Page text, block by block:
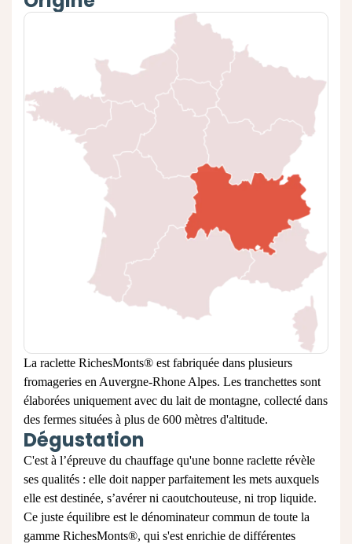
La raclette RichesMonts® est fabriquée dans plusieurs
fromageries en Auvergne-Rhone Alpes. Les tranchettes sont
élaborées uniquement avec du lait de montagne, collecté dans
des fermes situées à plus de 600 mètres d'altitude.
Dégustation
C'est à l’épreuve du chauffage qu'une bonne raclette révèle
ses qualités : elle doit napper parfaitement les mets auxquels
elle est destinée, s’avérer ni caoutchouteuse, ni trop liquide.
Ce juste équilibre est le dénominateur commun de toute la
gamme RichesMonts®, qui s'est enrichie de différentes